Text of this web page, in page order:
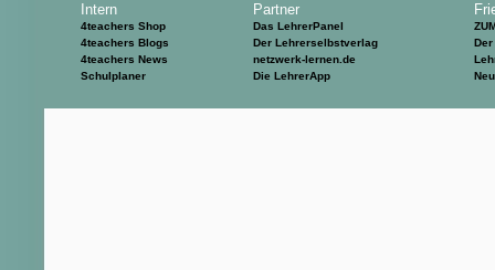
Intern
4teachers Shop
4teachers Blogs
4teachers News
Schulplaner
Partner
Das LehrerPanel
Der Lehrerselbstverlag
netzwerk-lernen.de
Die LehrerApp